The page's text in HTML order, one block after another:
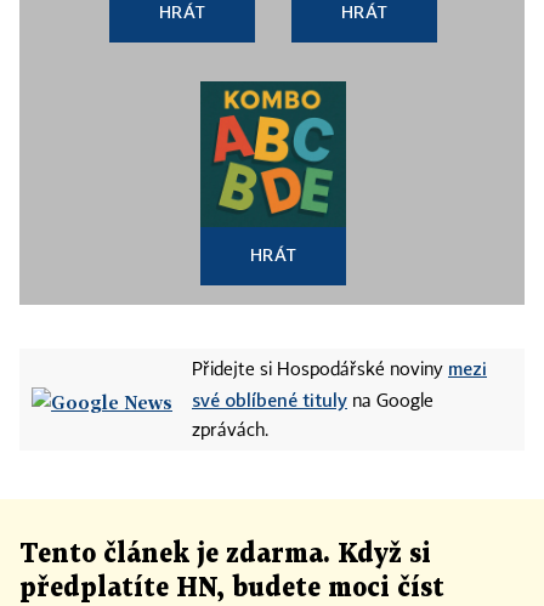
HRÁT HRÁT
HRÁT
Přidejte si Hospodářské noviny mezi
své oblíbené tituly na Google
zprávách.
Tento článek je zdarma. Když si
předplatíte HN, budete moci číst